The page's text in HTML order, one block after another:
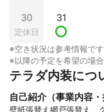
30
定休日
31
※空き状況は参考情報で
※以降の予定を希望の場
テラダ内装につ
自己紹介（事業内容・
壁紙張替え網戸張替え、